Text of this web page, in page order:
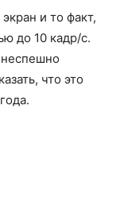
и то факт,
до 10 кадр/с.
что это